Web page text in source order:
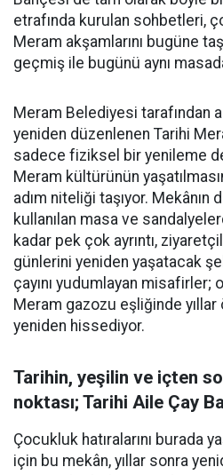
etrafında kurulan sohbetleri,
Meram akşamlarını bugüne
geçmiş ile bugünü aynı
Meram Belediyesi tarafından
yeniden düzenlenen Tarihi
sadece fiziksel bir yenileme
Meram kültürünün
adım niteliği taşıyor.
kullanılan masa ve
kadar pek çok ayrıntı,
günlerini yeniden yaşatacak
çayını yudumlayan misafirler;
Meram gazozu eşliğinde yıllar
yeniden hissediyor.
Tarihin, yeşilin ve içten
noktası; Tarihi Aile Çay
Çocukluk hatıralarını burada
için bu mekân, yıllar sonra